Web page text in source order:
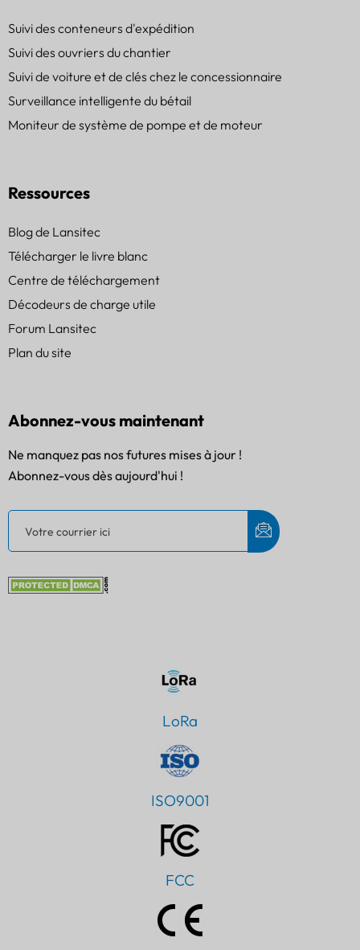
Suivi des conteneurs d'expédition
Suivi des ouvriers du chantier
Suivi de voiture et de clés chez le concessionnaire
Surveillance intelligente du bétail
Moniteur de système de pompe et de moteur
Ressources
Blog de Lansitec
Télécharger le livre blanc
Centre de téléchargement
Décodeurs de charge utile
Forum Lansitec
Plan du site
Abonnez-vous maintenant
Ne manquez pas nos futures mises à jour !
Abonnez-vous dès aujourd'hui !
LoRa
ISO9001
FCC